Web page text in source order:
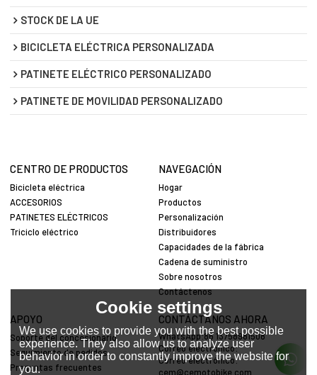
STOCK DE LA UE
BICICLETA ELÉCTRICA PERSONALIZADA
PATINETE ELÉCTRICO PERSONALIZADO
PATINETE DE MOVILIDAD PERSONALIZADO
CENTRO DE PRODUCTOS
Bicicleta eléctrica
ACCESORIOS
PATINETES ELÉCTRICOS
Triciclo eléctrico
NAVEGACIÓN
Hogar
Productos
Personalización
Distribuidores
Capacidades de la fábrica
Cadena de suministro
Sobre nosotros
Contáctenos
APOYO
Soporte del concesionario
Seguimiento de pedidos
Preguntas frecuentes
CONTÁCTANOS AHORA
WhatsApp:86 13758981508
Correo electrónico:
Correo electrónico:
cem@cemotobike.com
Cookie settings
We use cookies to provide you with the best possible
experience. They also allow us to analyze user
behavior in order to constantly improve the website for
you.